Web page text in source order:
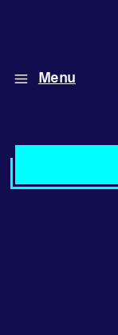
Menu
Atletiek